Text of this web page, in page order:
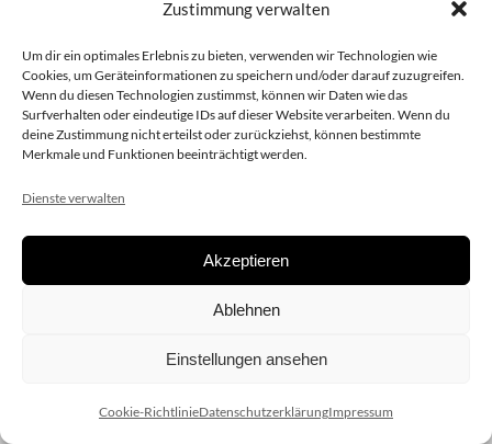
Zustimmung verwalten
Um dir ein optimales Erlebnis zu bieten, verwenden wir Technologien wie
Cookies, um Geräteinformationen zu speichern und/oder darauf zuzugreifen.
Wenn du diesen Technologien zustimmst, können wir Daten wie das
Surfverhalten oder eindeutige IDs auf dieser Website verarbeiten. Wenn du
deine Zustimmung nicht erteilst oder zurückziehst, können bestimmte
Merkmale und Funktionen beeinträchtigt werden.
Dienste verwalten
Akzeptieren
Ablehnen
Einstellungen ansehen
Cookie-RichtlinieDatenschutzerklärungImpressum
Copyright 2020 dieSCHAUsteller.at |Datenschützerklärung|
| Design:www.ARGEntur.at